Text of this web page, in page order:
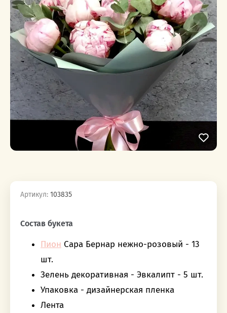
Артикул: 103835
Состав букета
Пион Сара Бернар нежно-розовый - 13
шт.
Зелень декоративная - Эвкалипт - 5 шт.
Упаковка - дизайнерская пленка
Лента